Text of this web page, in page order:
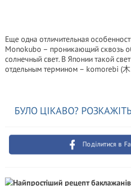
Еще одна отличительная
Monokubo – проникающий сквозь
солнечный свет. В Японии такой
отдельным термином – komorebi (
БУЛО ЦІКАВО?
Поділитися в